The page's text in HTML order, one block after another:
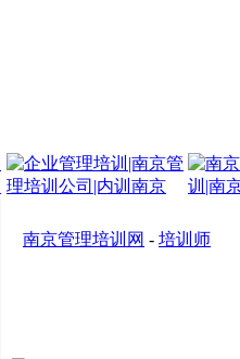
南京管理培训网 - 培训师